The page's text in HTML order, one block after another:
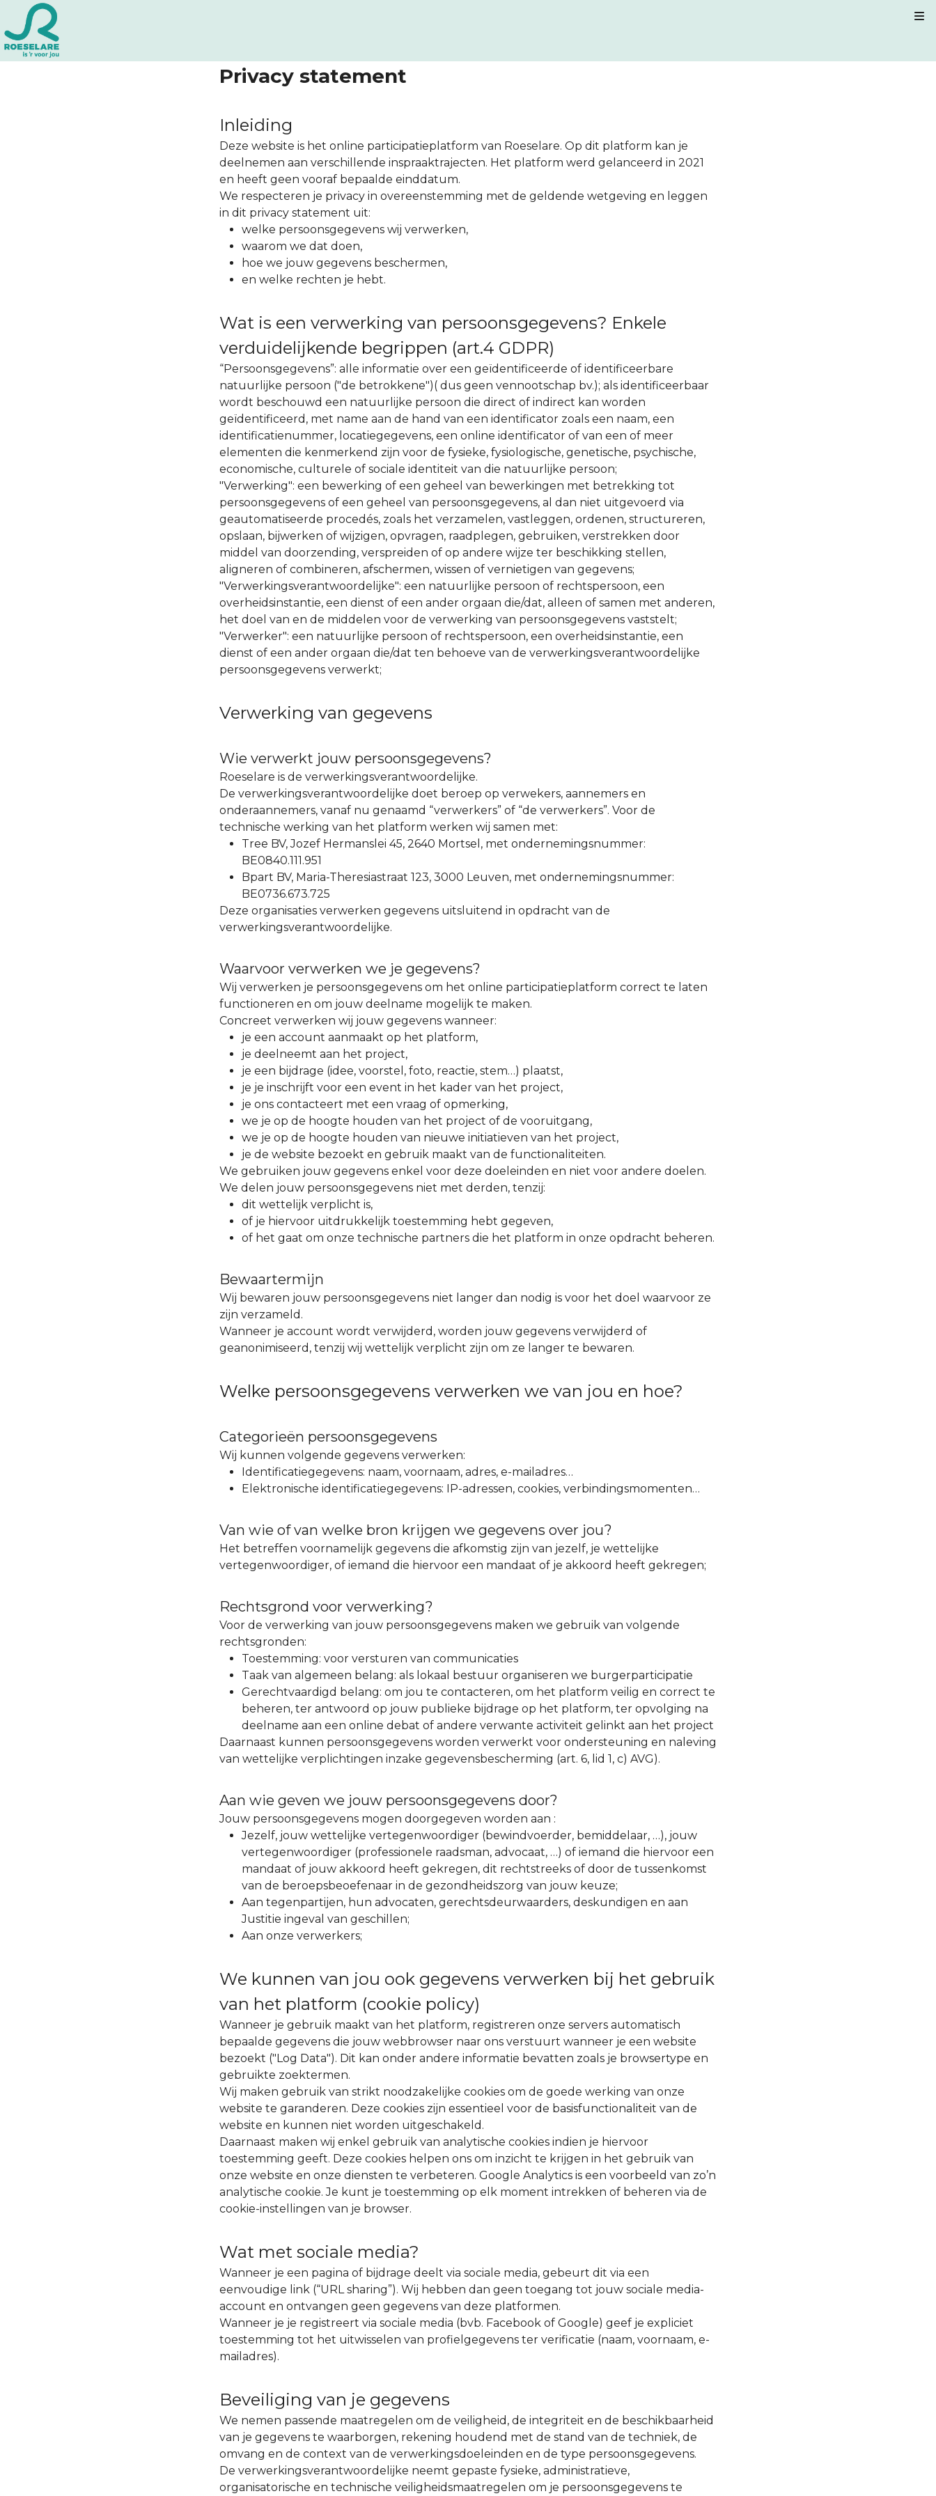
Privacy statement
Inleiding
Deze website is het online participatieplatform van Roeselare. Op dit platform kan je
deelnemen aan verschillende inspraaktrajecten. Het platform werd gelanceerd in 2021
en heeft geen vooraf bepaalde einddatum.
We respecteren je privacy in overeenstemming met de geldende wetgeving en leggen
in dit privacy statement uit:
welke persoonsgegevens wij verwerken,
waarom we dat doen,
hoe we jouw gegevens beschermen,
en welke rechten je hebt.
Wat is een verwerking van persoonsgegevens? Enkele
verduidelijkende begrippen (art.4 GDPR)
“Persoonsgegevens”: alle informatie over een geïdentificeerde of identificeerbare
natuurlijke persoon ("de betrokkene")( dus geen vennootschap bv.); als identificeerbaar
wordt beschouwd een natuurlijke persoon die direct of indirect kan worden
geïdentificeerd, met name aan de hand van een identificator zoals een naam, een
identificatienummer, locatiegegevens, een online identificator of van een of meer
elementen die kenmerkend zijn voor de fysieke, fysiologische, genetische, psychische,
economische, culturele of sociale identiteit van die natuurlijke persoon;
"Verwerking": een bewerking of een geheel van bewerkingen met betrekking tot
persoonsgegevens of een geheel van persoonsgegevens, al dan niet uitgevoerd via
geautomatiseerde procedés, zoals het verzamelen, vastleggen, ordenen, structureren,
opslaan, bijwerken of wijzigen, opvragen, raadplegen, gebruiken, verstrekken door
middel van doorzending, verspreiden of op andere wijze ter beschikking stellen,
aligneren of combineren, afschermen, wissen of vernietigen van gegevens;
"Verwerkingsverantwoordelijke": een natuurlijke persoon of rechtspersoon, een
overheidsinstantie, een dienst of een ander orgaan die/dat, alleen of samen met anderen,
het doel van en de middelen voor de verwerking van persoonsgegevens vaststelt;
"Verwerker": een natuurlijke persoon of rechtspersoon, een overheidsinstantie, een
dienst of een ander orgaan die/dat ten behoeve van de verwerkingsverantwoordelijke
persoonsgegevens verwerkt;
Verwerking van gegevens
Wie verwerkt jouw persoonsgegevens?
Roeselare is de verwerkingsverantwoordelijke.
De verwerkingsverantwoordelijke doet beroep op verwekers, aannemers en
onderaannemers, vanaf nu genaamd “verwerkers” of “de verwerkers”. Voor de
technische werking van het platform werken wij samen met:
Tree BV, Jozef Hermanslei 45, 2640 Mortsel, met ondernemingsnummer:
BE0840.111.951
Bpart BV, Maria-Theresiastraat 123, 3000 Leuven, met ondernemingsnummer:
BE0736.673.725
Deze organisaties verwerken gegevens uitsluitend in opdracht van de
verwerkingsverantwoordelijke.
Waarvoor verwerken we je gegevens?
Wij verwerken je persoonsgegevens om het online participatieplatform correct te laten
functioneren en om jouw deelname mogelijk te maken.
Concreet verwerken wij jouw gegevens wanneer:
je een account aanmaakt op het platform,
je deelneemt aan het project,
je een bijdrage (idee, voorstel, foto, reactie, stem…) plaatst,
je je inschrijft voor een event in het kader van het project,
je ons contacteert met een vraag of opmerking,
we je op de hoogte houden van het project of de vooruitgang,
we je op de hoogte houden van nieuwe initiatieven van het project,
je de website bezoekt en gebruik maakt van de functionaliteiten.
We gebruiken jouw gegevens enkel voor deze doeleinden en niet voor andere doelen.
We delen jouw persoonsgegevens niet met derden, tenzij:
dit wettelijk verplicht is,
of je hiervoor uitdrukkelijk toestemming hebt gegeven,
of het gaat om onze technische partners die het platform in onze opdracht beheren.
Bewaartermijn
Wij bewaren jouw persoonsgegevens niet langer dan nodig is voor het doel waarvoor ze
zijn verzameld.
Wanneer je account wordt verwijderd, worden jouw gegevens verwijderd of
geanonimiseerd, tenzij wij wettelijk verplicht zijn om ze langer te bewaren.
Welke persoonsgegevens verwerken we van jou en hoe?
Categorieën persoonsgegevens
Wij kunnen volgende gegevens verwerken:
Identificatiegegevens: naam, voornaam, adres, e-mailadres…
Elektronische identificatiegegevens: IP-adressen, cookies, verbindingsmomenten…
Van wie of van welke bron krijgen we gegevens over jou?
Het betreffen voornamelijk gegevens die afkomstig zijn van jezelf, je wettelijke
vertegenwoordiger, of iemand die hiervoor een mandaat of je akkoord heeft gekregen;
Rechtsgrond voor verwerking?
Voor de verwerking van jouw persoonsgegevens maken we gebruik van volgende
rechtsgronden:
Toestemming: voor versturen van communicaties
Taak van algemeen belang: als lokaal bestuur organiseren we burgerparticipatie
Gerechtvaardigd belang: om jou te contacteren, om het platform veilig en correct te
beheren, ter antwoord op jouw publieke bijdrage op het platform, ter opvolging na
deelname aan een online debat of andere verwante activiteit gelinkt aan het project
Daarnaast kunnen persoonsgegevens worden verwerkt voor ondersteuning en naleving
van wettelijke verplichtingen inzake gegevensbescherming (art. 6, lid 1, c) AVG).
Aan wie geven we jouw persoonsgegevens door?
Jouw persoonsgegevens mogen doorgegeven worden aan :
Jezelf, jouw wettelijke vertegenwoordiger (bewindvoerder, bemiddelaar, …), jouw
vertegenwoordiger (professionele raadsman, advocaat, …) of iemand die hiervoor een
mandaat of jouw akkoord heeft gekregen, dit rechtstreeks of door de tussenkomst
van de beroepsbeoefenaar in de gezondheidszorg van jouw keuze;
Aan tegenpartijen, hun advocaten, gerechtsdeurwaarders, deskundigen en aan
Justitie ingeval van geschillen;
Aan onze verwerkers;
We kunnen van jou ook gegevens verwerken bij het gebruik
van het platform (cookie policy)
Wanneer je gebruik maakt van het platform, registreren onze servers automatisch
bepaalde gegevens die jouw webbrowser naar ons verstuurt wanneer je een website
bezoekt ("Log Data"). Dit kan onder andere informatie bevatten zoals je browsertype en
gebruikte zoektermen.
Wij maken gebruik van strikt noodzakelijke cookies om de goede werking van onze
website te garanderen. Deze cookies zijn essentieel voor de basisfunctionaliteit van de
website en kunnen niet worden uitgeschakeld.
Daarnaast maken wij enkel gebruik van analytische cookies indien je hiervoor
toestemming geeft. Deze cookies helpen ons om inzicht te krijgen in het gebruik van
onze website en onze diensten te verbeteren. Google Analytics is een voorbeeld van zo’n
analytische cookie. Je kunt je toestemming op elk moment intrekken of beheren via de
cookie-instellingen van je browser.
Wat met sociale media?
Wanneer je een pagina of bijdrage deelt via sociale media, gebeurt dit via een
eenvoudige link (“URL sharing”). Wij hebben dan geen toegang tot jouw sociale media-
account en ontvangen geen gegevens van deze platformen.
Wanneer je je registreert via sociale media (bvb. Facebook of Google) geef je expliciet
toestemming tot het uitwisselen van profielgegevens ter verificatie (naam, voornaam, e-
mailadres).
Beveiliging van je gegevens
We nemen passende maatregelen om de veiligheid, de integriteit en de beschikbaarheid
van je gegevens te waarborgen, rekening houdend met de stand van de techniek, de
omvang en de context van de verwerkingsdoeleinden en de type persoonsgegevens.
De verwerkingsverantwoordelijke neemt gepaste fysieke, administratieve,
organisatorische en technische veiligheidsmaatregelen om je persoonsgegevens te